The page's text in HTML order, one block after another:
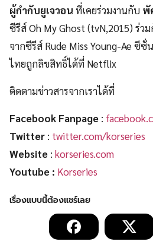
ผู้กำกับยูเจวอน ที่เคยร่วมงานกับ พั
ซีรีส์ Oh My Ghost (tvN,2015) ร่ว
จากซีรีส์ Rude Miss Young-Ae ซี
ไทยถูกลิขสิทธิ์ได้ที่ Netflix
ติดตามข่าวสารจากเราได้ที่
Facebook Fanpage :
Twitter : twitter.com/korseries
Website : korseries.com
Youtube : Korseries